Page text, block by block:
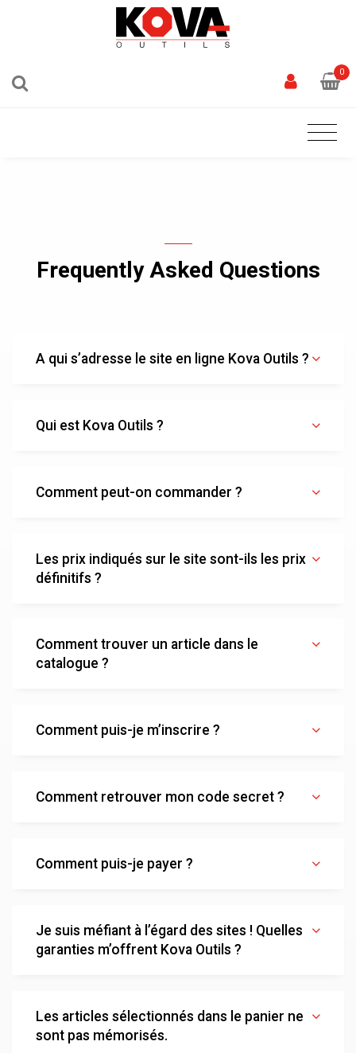
0
Frequently Asked Questions
A qui s’adresse le site en ligne Kova Outils ?
Qui est Kova Outils ?
Comment peut-on commander ?
Les prix indiqués sur le site sont-ils les prix
définitifs ?
Comment trouver un article dans le
catalogue ?
Comment puis-je m’inscrire ?
Comment retrouver mon code secret ?
Comment puis-je payer ?
Je suis méfiant à l’égard des sites ! Quelles
garanties m’offrent Kova Outils ?
Les articles sélectionnés dans le panier ne
sont pas mémorisés.